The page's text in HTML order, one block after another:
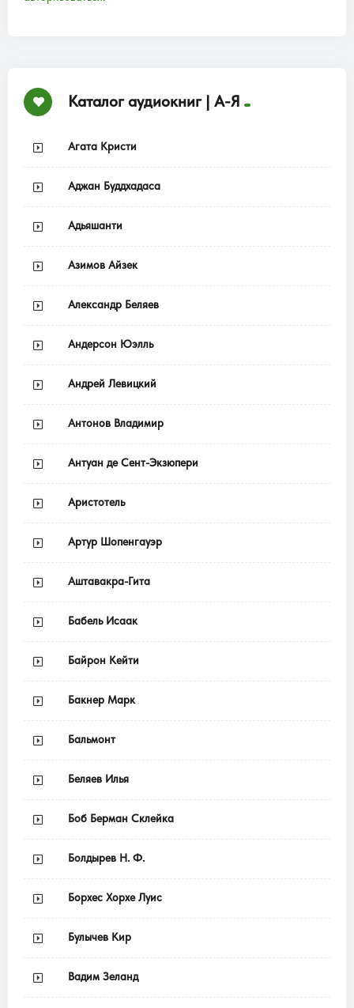
Каталог аудиокниг | А-Я
Агата Кристи
Аджан Буддхадаса
Адьяшанти
Азимов Айзек
Александр Беляев
Андерсон Юэлль
Андрей Левицкий
Антонов Владимир
Антуан де Сент-Экзюпери
Аристотель
Артур Шопенгауэр
Аштавакра-Гита
Бабель Исаак
Байрон Кейти
Бакнер Марк
Бальмонт
Беляев Илья
Боб Берман Склейка
Болдырев Н. Ф.
Борхес Хорхе Луис
Булычев Кир
Вадим Зеланд